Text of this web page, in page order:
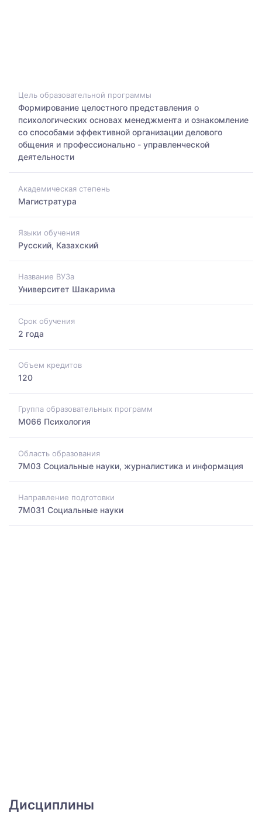
Цель образовательной программы
Формирование целостного представления о
психологических основах менеджмента и ознакомление
со способами эффективной организации делового
общения и профессионально - управленческой
деятельности
Академическая степень
Магистратура
Языки обучения
Русский, Казахский
Название ВУЗа
Университет Шакарима
Срок обучения
2 года
Объем кредитов
120
Группа образовательных программ
M066 Психология
Область образования
7M03 Социальные науки, журналистика и информация
Направление подготовки
7M031 Социальные науки
Дисциплины